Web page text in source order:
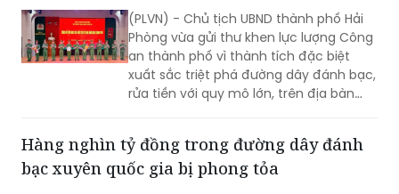
an thành phố vì thành tích đặc biệt
xuất sắc triệt phá đường dây đánh bạc,
rửa tiền với quy mô lớn, trên địa bàn
rộng.
Hàng nghìn tỷ đồng trong đường dây đánh
Cơ quan Cảnh sát điều tra Công an TP
Hải Phòng đã bắt tạm giam 28 đối